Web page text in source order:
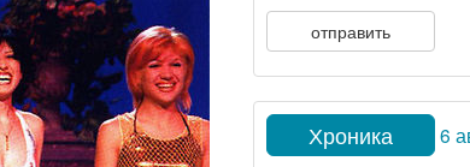
отправить
Хроника 6